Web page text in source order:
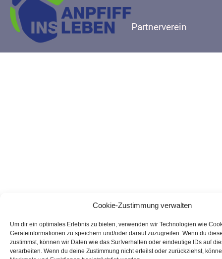
Cookie-Zustimmung verwalten
Um dir ein optimales Erlebnis zu bieten, verwenden wir Technologien wie
Geräteinformationen zu speichern und/oder darauf zuzugreifen. Wenn du
zustimmst, können wir Daten wie das Surfverhalten oder eindeutige IDs auf
verarbeiten. Wenn du deine Zustimmung nicht erteilst oder zurückziehst,
Partnerverein